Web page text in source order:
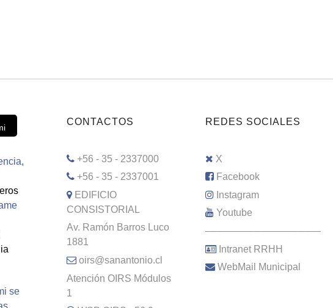
se
CONTACTOS
+56 - 35 - 2337000
+56 - 35 - 2337001
EDIFICIO
CONSISTORIAL
Av. Ramón Barros Luco
1881
oirs@sanantonio.cl
Atención OIRS Módulos
1
REDES SOCIALES
X
Facebook
Instagram
Youtube
–––––––––––––––––––––
Intranet RRHH
WebMail Municipal